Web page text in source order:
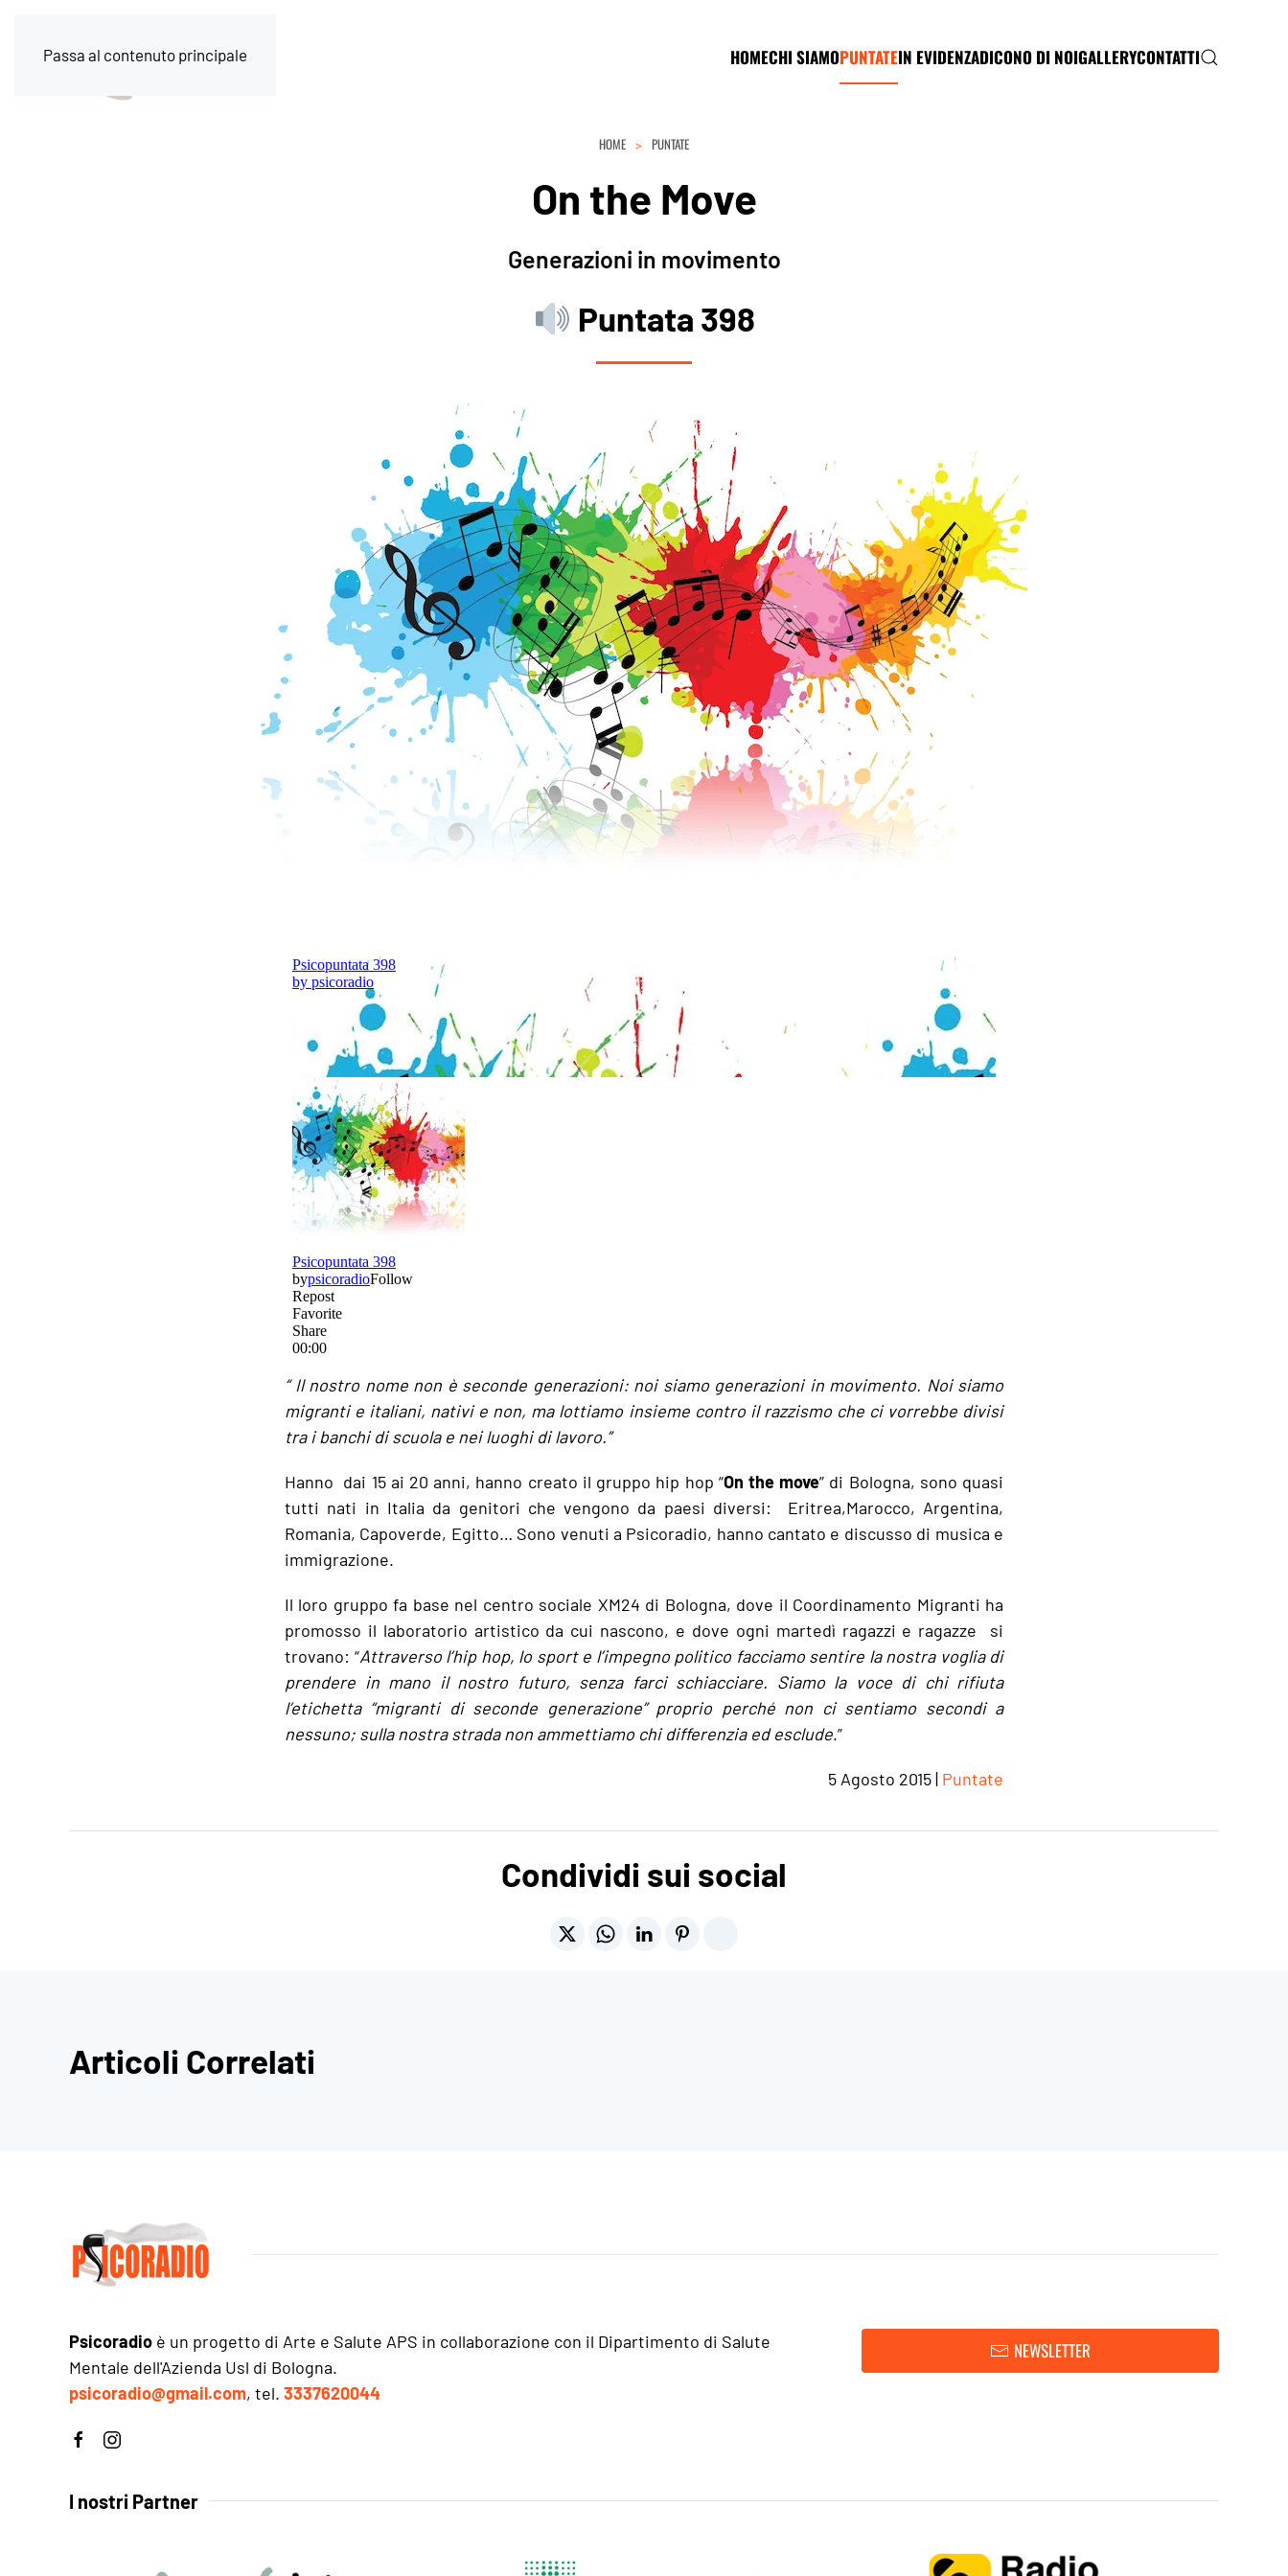
Passa al contenuto principale HOMECHI SIAMOPUNTATEIN EVIDENZADICONO DI NOIGALLERYCONTATTI
HOME PUNTATE
On the Move
Generazioni in movimento
Puntata 398
“ Il nostro nome non è seconde generazioni: noi siamo generazioni in movimento. Noi siamo
migranti e italiani, nativi e non, ma lottiamo insieme contro il razzismo che ci vorrebbe divisi
tra i banchi di scuola e nei luoghi di lavoro.”
Hanno dai 15 ai 20 anni, hanno creato il gruppo hip hop “On the move” di Bologna, sono quasi
tutti nati in Italia da genitori che vengono da paesi diversi: Eritrea,Marocco, Argentina,
Romania, Capoverde, Egitto… Sono venuti a Psicoradio, hanno cantato e discusso di musica e
immigrazione.
Il loro gruppo fa base nel centro sociale XM24 di Bologna, dove il Coordinamento Migranti ha
promosso il laboratorio artistico da cui nascono, e dove ogni martedì ragazzi e ragazze si
trovano: “Attraverso l’hip hop, lo sport e l’impegno politico facciamo sentire la nostra voglia di
prendere in mano il nostro futuro, senza farci schiacciare. Siamo la voce di chi rifiuta
l’etichetta “migranti di seconde generazione” proprio perché non ci sentiamo secondi a
nessuno; sulla nostra strada non ammettiamo chi differenzia ed esclude.”
5 Agosto 2015| Puntate
Condividi sui social
Articoli Correlati
Psicoradio è un progetto di Arte e Salute APS in collaborazione con il Dipartimento di Salute
Mentale dell'Azienda Usl di Bologna.
psicoradio@gmail.com, tel. 3337620044
NEWSLETTER
I nostri Partner